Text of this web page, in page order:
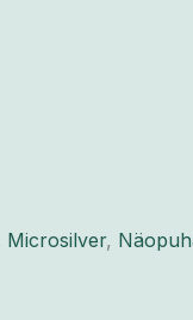
Microsilver,